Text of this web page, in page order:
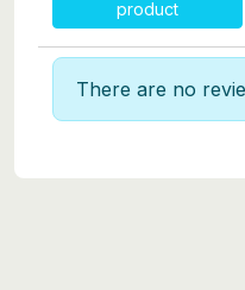
product
There are no